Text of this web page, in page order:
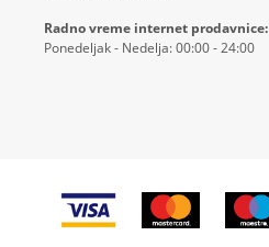
Radno vreme internet prodavnice:
Ponedeljak - Nedelja: 00:00 - 24:00